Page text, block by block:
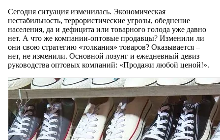
Сегодня ситуация изменилась. Экономическая
нестабильность, террористические угрозы, обеднение
населения, да и дефицита или товарного голода уже давно
нет. А что же компании-оптовые продавцы? Изменили ли
они свою стратегию «толкания» товаров? Оказывается –
нет, не изменили. Основной лозунг и ежедневный девиз
руководства оптовых компаний: «Продажи любой ценой!».